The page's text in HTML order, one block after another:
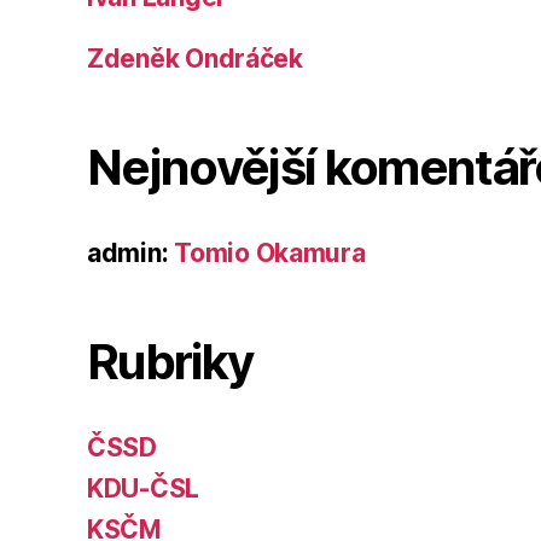
Zdeněk Ondráček
Nejnovější
admin: Tomio Okamura
Rubriky
ČSSD
KDU-ČSL
KSČM